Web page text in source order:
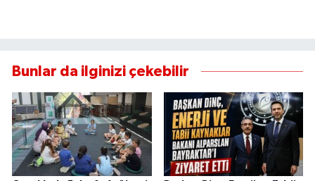
Bunlar da ilginizi çekebilir